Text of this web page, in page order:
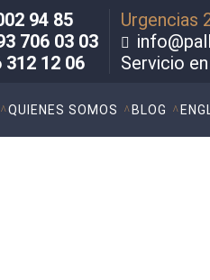
94 85
706 03 03
312 12 06
Urgencias
Servicio
QUIENES SOMOS BLOG